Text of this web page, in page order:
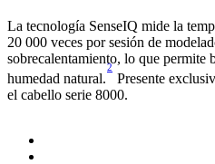
La tecnología SenseIQ mide la
20 000 veces por sesión de
sobrecalentamiento, lo que permite
humedad natural.
2
Presente
el cabello serie 8000.